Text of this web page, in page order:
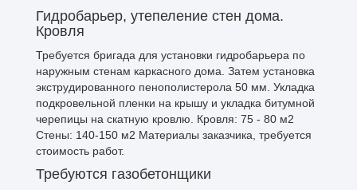
Гидробарьер, утепеление стен дома.
Кровля
Требуется бригада для установки гидробарьера по
наружным стенам каркасного дома. Затем установка
экструдированного пенополистерола 50 мм. Укладка
подкровельной пленки на крышу и укладка битумной
черепицы на скатную кровлю. Кровля: 75 - 80 м2
Стены: 140-150 м2 Материалы заказчика, требуется
стоимость работ.
Требуются газобетонщики